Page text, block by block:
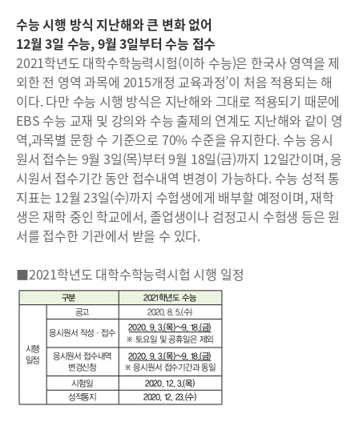
수능 시행 방식 지난해와 큰 변화 없어
12월 3일 수능, 9월 3일부터 수능 접수
2021학년도 대학수학능력시험(이하 수능)은 한국사 영역을 제
외한 전 영역 과목에 2015개정 교육과정’이 처음 적용되는 해
이다. 다만 수능 시행 방식은 지난해와 그대로 적용되기 때문에
EBS 수능 교재 및 강의와 수능 출제의 연계도 지난해와 같이 영
역,과목별 문항 수 기준으로 70% 수준을 유지한다. 수능 응시
원서 접수는 9월 3일(목)부터 9월 18일(금)까지 12일간이며, 응
시원서 접수기간 동안 접수내역 변경이 가능하다. 수능 성적 통
지표는 12월 23일(수)까지 수험생에게 배부할 예정이며, 재학
생은 재학 중인 학교에서, 졸업생이나 검정고시 수험생 등은 원
서를 접수한 기관에서 받을 수 있다.
■2021학년도 대학수학능력시험 시행 일정